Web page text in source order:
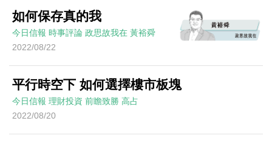
如何保存真的我
今日信報 時事評論 政思故我在 黃裕舜
2022/08/22
平行時空下 如何選擇樓市板塊
今日信報 理財投資 前瞻致勝 高占
2022/08/20